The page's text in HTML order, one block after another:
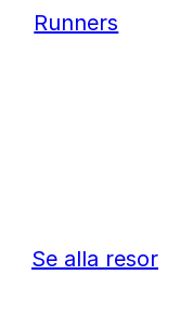
Se alla resor